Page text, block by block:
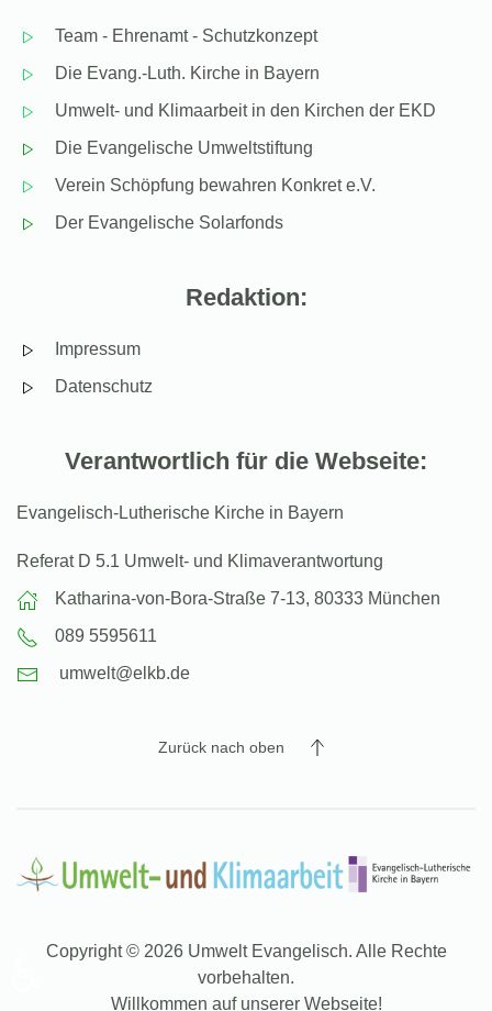
Team - Ehrenamt - Schutzkonzept
Die Evang.-Luth. Kirche in Bayern
Umwelt- und Klimaarbeit in den Kirchen der EKD
Die Evangelische Umweltstiftung
Verein Schöpfung bewahren Konkret e.V.
Der Evangelische Solarfonds
Redaktion:
Impressum
Datenschutz
Verantwortlich für die Webseite:
Evangelisch-Lutherische Kirche in Bayern
Referat D 5.1 Umwelt- und Klimaverantwortung
Katharina-von-Bora-Straße 7-13, 80333 München
089 5595611
umwelt@elkb.de
Zurück nach oben
Copyright © 2026 Umwelt Evangelisch. Alle Rechte
vorbehalten.
Willkommen auf unserer Webseite!